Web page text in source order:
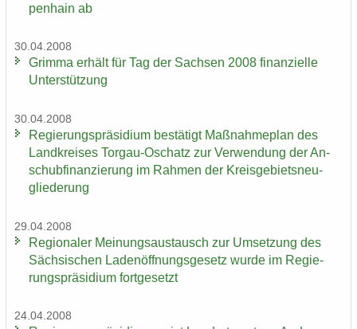
pen­hain ab
30.04.2008
Grim­ma er­hält für Tag der Sach­sen 2008 fi­nan­zi­el­le
Un­ter­stüt­zung
30.04.2008
Re­gie­rungs­prä­si­di­um be­stä­tigt Maß­nah­me­plan des
Land­krei­ses Torgau-​Oschatz zur Ver­wen­dung der An­
schub­fi­nan­zie­rung im Rah­men der Kreis­ge­biets­neu­
glie­de­rung
29.04.2008
Re­gio­na­ler Mei­nungs­aus­tausch zur Um­set­zung des
Säch­si­schen La­den­öff­nungs­ge­setz wurde im Re­gie­
rungs­prä­si­di­um fort­ge­setzt
24.04.2008